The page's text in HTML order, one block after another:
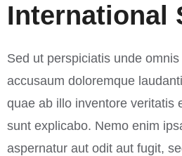
International
Sed ut perspiciatis unde
accusaum doloremque
quae ab illo inventore veritatis
sunt explicabo. Nemo enim
aspernatur aut odit aut fugit,